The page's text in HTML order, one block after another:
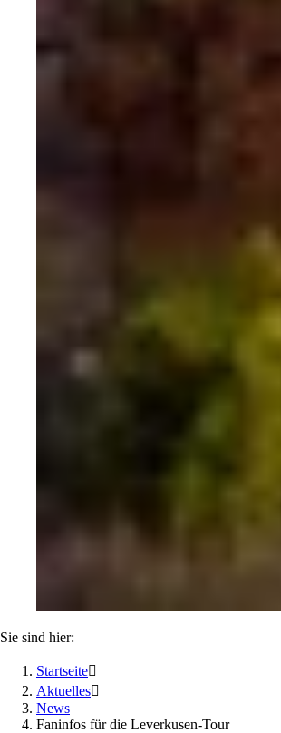
Sie sind hier:
Startseite
Aktuelles
News
Faninfos für die Leverkusen-Tour